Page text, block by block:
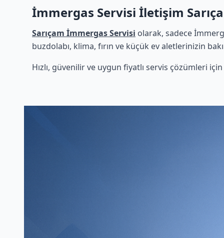
İmmergas Servisi İletişim
Sarıçam İmmergas Servisi olarak, sadece
buzdolabı, klima, fırın ve küçük ev aletlerinizin
Hızlı, güvenilir ve uygun fiyatlı servis çözümleri